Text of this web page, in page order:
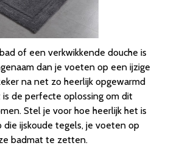
of een verkwikkende douche is
dan je voeten op een ijzige
na net zo heerlijk opgewarmd
is de perfecte oplossing om dit
Stel je voor hoe heerlijk het is
die ijskoude tegels, je voeten op
badmat te zetten.